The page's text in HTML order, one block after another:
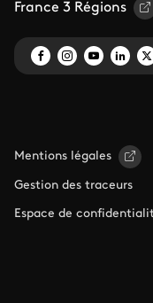
France 3 Régions
Mentions légales
Gestion des traceurs
Espace de